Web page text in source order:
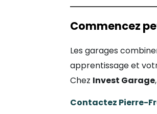
Commencez
Les garages
apprentissage et
Chez Invest Garage
Contactez Pierre-